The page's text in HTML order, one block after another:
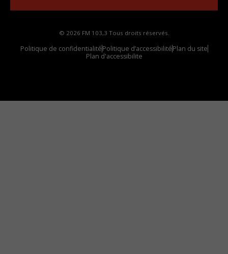
© 2026 FM 103,3 Tous droits réservés.
Politique de confidentialitéPolitique d’accessibilitéPlan du site
Plan d'accessibilite